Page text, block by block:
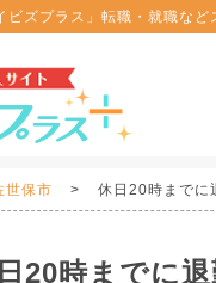
ズプラス」転職・就職など
世保市 休日20時までに
20時までに